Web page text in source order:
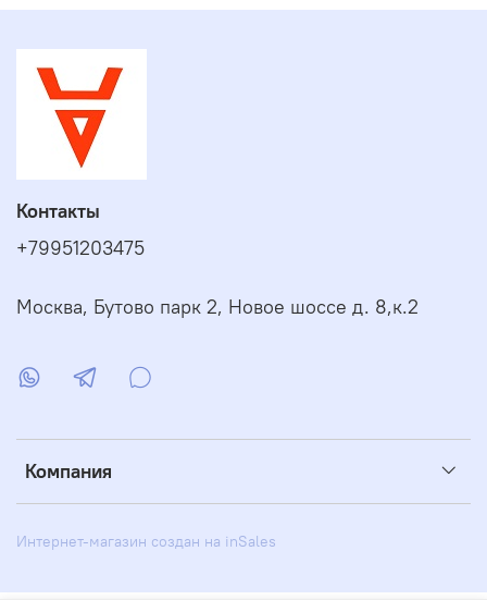
Компания
Контакты
+79951203475
Москва, Бутово парк 2, Новое шоссе д. 8,к.2
Интернет-магазин создан на inSales